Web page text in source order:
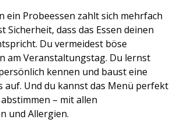
ein Probeessen zahlt sich mehrfach
Sicherheit, dass das Essen deinen
Du vermeidest böse
am Veranstaltungstag. Du lernst
kennen und baust eine
auf. Und du kannst das Menü perfekt
– mit allen
und Allergien.